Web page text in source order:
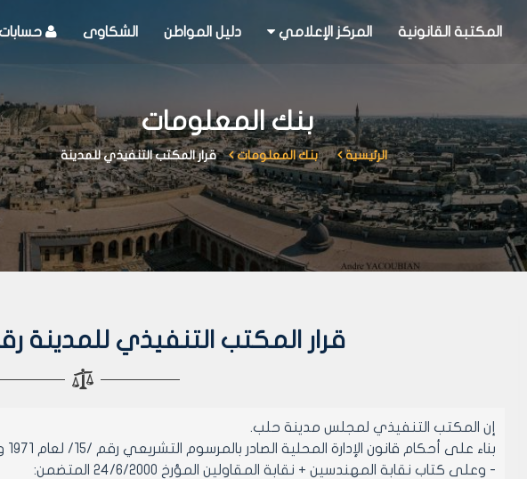
المكتبة القانونية المركز الإعلامي دليل المواطن الشكاوى
بنك المعلومات
الرئيسية بنك المعلومات قرار المكتب التنفيذي للمدينة
قرار المكتب التنفيذي للمدينة رقم 225 لعام
إن المكتب التنفيذي لمجلس مدينة حلب.
بناء على أحكام قانون الإدارة المحلية الصادر بالمرسوم التشريعي رقم /15/ لعام 1971 ولائحته التنفيذية وتعديلاتهما.
- وعلى كتاب نقابة المهندسين + نقابة المقاولين المؤرخ 24/6/2000 المتضمن: